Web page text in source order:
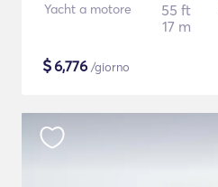
Yacht a motore
55 ft
17 m
$6,776 /giorno